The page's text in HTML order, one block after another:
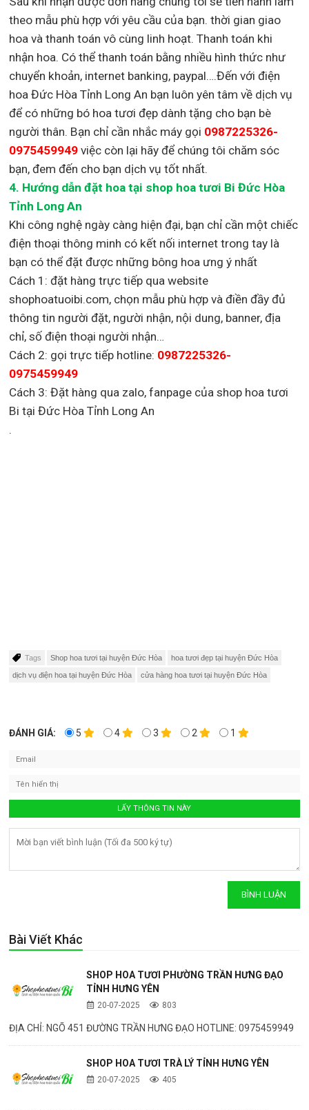
theo mẫu phù hợp với yêu cầu của bạn. thời gian giao
hoa và thanh toán vô cùng linh hoạt. Thanh toán khi
nhận hoa. Có thể thanh toán bằng nhiều hình thức như
chuyển khoản, internet banking, paypal….Đến với điện
hoa Đức Hòa Tỉnh Long An bạn luôn yên tâm về dịch vụ
để có những bó hoa tươi đẹp dành tặng cho bạn bè
người thân. Bạn chỉ cần nhắc máy gọi 0987225326-
0975459949việc còn lại hãy để chúng tôi chăm sóc
bạn, đem đến cho bạn dịch vụ tốt nhất.
4. Hướng dẫn đặt hoa tại shop hoa tươi Bi Đức Hòa
Tỉnh Long An
Khi công nghệ ngày càng hiện đại, bạn chỉ cần một chiếc
điện thoại thông minh có kết nối internet trong tay là
bạn có thể đặt được những bông hoa ưng ý nhất
Cách 1: đặt hàng trực tiếp qua website
shophoatuoibi.com, chọn mẫu phù hợp và điền đầy đủ
thông tin người đặt, người nhận, nội dung, banner, địa
chỉ, số điện thoại người nhận…
Cách 2: gọi trực tiếp hotline: 0987225326-
0975459949
Cách 3: Đặt hàng qua zalo, fanpage của shop hoa tươi
Bi tại Đức Hòa Tỉnh Long An
.
Tags Shop hoa tươi tại huyện Đức Hòa hoa tươi đẹp tại huyện Đức Hòa
dịch vụ điện hoa tại huyện Đức Hòa cửa hàng hoa tươi tại huyện Đức Hòa
ĐÁNH GIÁ: 5 4 3 2 1
Bài Viết Khác
SHOP HOA TƯƠI PHƯỜNG TRẦN HƯNG ĐẠO
TỈNH HƯNG YÊN
20-07-2025 803
ĐỊA CHỈ: NGÕ 451 ĐƯỜNG TRẦN HƯNG ĐẠO HOTLINE: 0975459949
SHOP HOA TƯƠI TRÀ LÝ TỈNH HƯNG YÊN
20-07-2025 405